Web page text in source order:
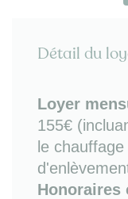
électroménager,
avec lit-gigogne)
- salle d'eau
- WC séparés
- 2 balcons-
mobilier
Détail du
Loyer
155€
le
Honoraires